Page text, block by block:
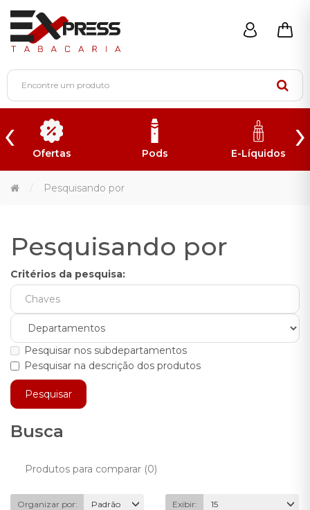
Ofertas Pods E-Líquidos
‹ ›
Pesquisando por
Pesquisando por
Critérios da pesquisa:
Pesquisar nos subdepartamentos
Pesquisar na descrição dos produtos
Busca
Produtos para comparar (0)
Organizar por: Padrão Exibir: 15